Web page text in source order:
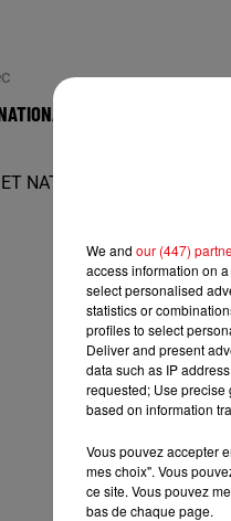
DU LUNDI 14
NATIONALES DU LUNDI
We and our (447)
access information on
select personalised
statistics or
profiles to select
Deliver and present
data such as IP
requested; Use precise
based on information
Vous pouvez accepter
mes choix". Vous
ce site. Vous pouvez
bas de chaque page.